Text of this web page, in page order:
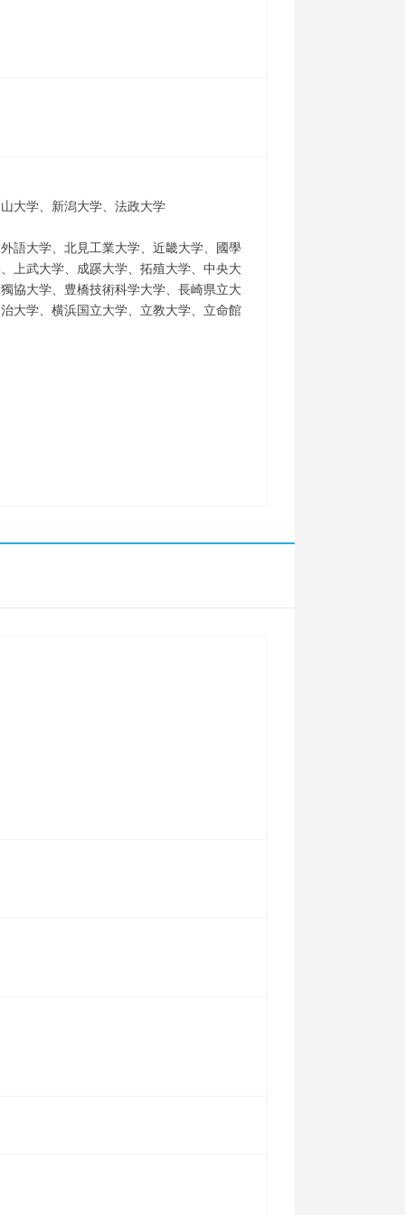
大学、新潟大学、法政大学
語大学、北見工業大学、近畿大学、國學
上武大学、成蹊大学、拓殖大学、中央大
協大学、豊橋技術科学大学、長崎県立大
大学、横浜国立大学、立教大学、立命館